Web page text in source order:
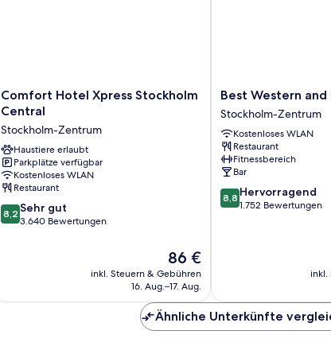
Comfort
Hotel
Stockholm
Central
Stockholm-
Zentrum
Comfort Hotel Xpress Stockholm
Central
Stockholm-Zentrum
Haustiere erlaubt
Parkplätze verfügbar
Kostenloses WLAN
Restaurant
8.2
von
8,2 Sehr gut
3.640 Bewertungen
Der
Preis
beträgt
86 €
inkl. Steuern & Gebühren
16. Aug.–17. Aug.
Best
Western
and
hotel
Stockholm-
Zentrum
Best Western
Stockholm-Zentrum
Kostenloses WLAN
Restaurant
Fitnessbereich
Bar
8.8
von
8,8 Hervorragend
1.752 Bewertungen
inkl.
Ähnliche Unterkünfte